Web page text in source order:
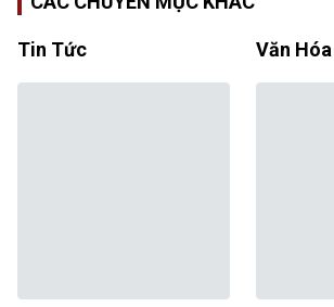
Tin Tức Văn Hóa